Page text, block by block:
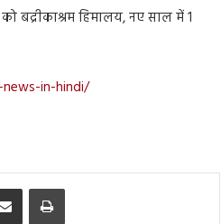
बद्रीकाश्रम हिमालय, नए साल में 1
in-hindi/
Share via Email Print